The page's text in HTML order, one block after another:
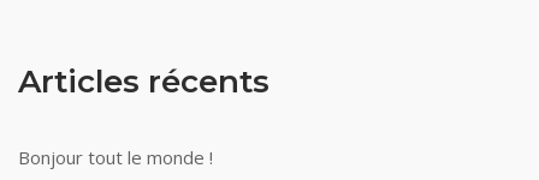
Articles récents
Bonjour tout le monde !